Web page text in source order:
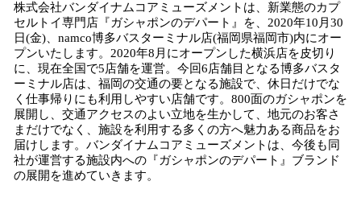
！
数
を
読
み
込
み
中
で
す
株式会社バンダイナムコアミューズメントは、新業態のカプ
セルトイ専門店『ガシャポンのデパート』を、2020年10月30
日(金)、namco博多バスターミナル店(福岡県福岡市)内にオー
プンいたします。2020年8月にオープンした横浜店を皮切り
に、現在全国で5店舗を運営。今回6店舗目となる博多バスタ
ーミナル店は、福岡の交通の要となる施設で、休日だけでな
く仕事帰りにも利用しやすい店舗です。800面のガシャポンを
展開し、交通アクセスのよい立地を生かして、地元のお客さ
まだけでなく、施設を利用する多くの方へ魅力ある商品をお
届けします。バンダイナムコアミューズメントは、今後も同
社が運営する施設内への『ガシャポンのデパート』ブランド
の展開を進めていきます。